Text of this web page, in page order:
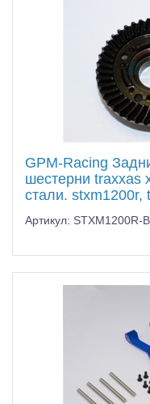
GPM-Racing
шестерни traxxas
стали. stxm1200r,
Артикул: STXM1200R-